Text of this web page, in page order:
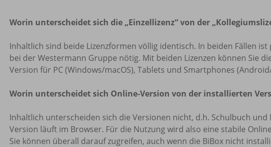
Worin unterscheidet sich die „Einzellizenz“ von der
Inhaltlich sind beide Lizenzformen völlig identisch. In beiden Fällen
bei der Westermann Gruppe nötig. Mit beiden Lizenzen können Sie
Version für PC (Windows/macOS), Tablets und Smartphones
Worin unterscheidet sich Online-Version von der installierten
Inhaltlich unterscheiden sich die Versionen nicht, d.h. Schulbuch
Version läuft im Browser. Für die Nutzung wird also eine stabile
Sie können überall darauf zugreifen, auch wenn die BiBox nicht